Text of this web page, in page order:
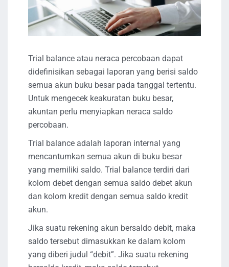
Trial balance atau neraca percobaan dapat
didefinisikan sebagai laporan yang berisi saldo
semua akun buku besar pada tanggal tertentu.
Untuk mengecek keakuratan buku besar,
akuntan perlu menyiapkan neraca saldo
percobaan.
Trial balance adalah laporan internal yang
mencantumkan semua akun di buku besar
yang memiliki saldo. Trial balance terdiri dari
kolom debet dengan semua saldo debet akun
dan kolom kredit dengan semua saldo kredit
akun.
Jika suatu rekening akun bersaldo debit, maka
saldo tersebut dimasukkan ke dalam kolom
yang diberi judul “debit”. Jika suatu rekening